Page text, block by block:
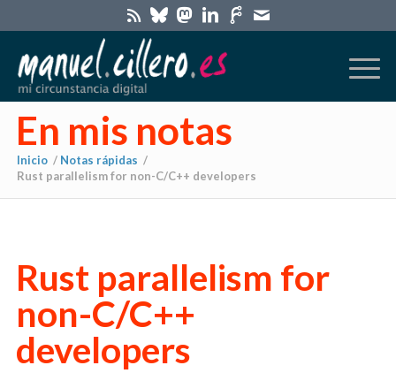
En mis notas
Inicio / Notas rápidas /
Rust parallelism for non-C/C++ developers
Rust parallelism for
non-C/C++
developers